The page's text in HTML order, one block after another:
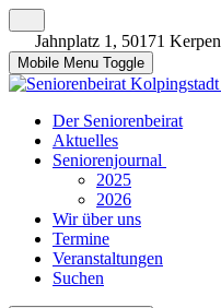
Jahnplatz 1, 50171 Kerpen
Mobile Menu Toggle
Der Seniorenbeirat
Aktuelles
Seniorenjournal
2025
2026
Wir über uns
Termine
Veranstaltungen
Suchen